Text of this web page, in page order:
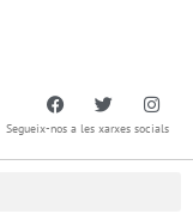
Segueix-nos a les xarxes socials